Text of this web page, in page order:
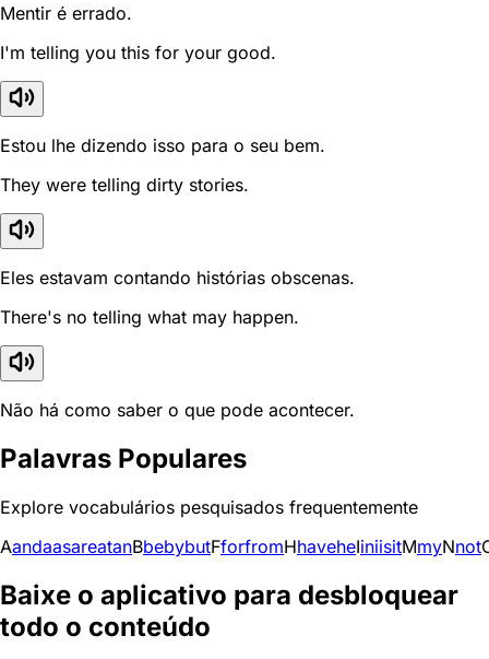
Mentir é errado.
I'm telling you this for your good.
Estou lhe dizendo isso para o seu bem.
They were telling dirty stories.
Eles estavam contando histórias obscenas.
There's no telling what may happen.
Não há como saber o que pode acontecer.
Palavras Populares
Explore vocabulários pesquisados frequentemente
AandaasareatanBbebybutFforfromHhaveheIiniisitMmyNnot
Baixe o aplicativo para desbloquear
todo o conteúdo